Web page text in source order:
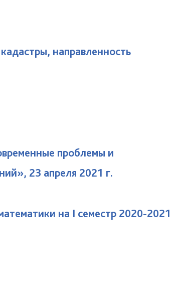
направленность
проблемы и
23 апреля 2021 г.
на I семестр 2020-2021